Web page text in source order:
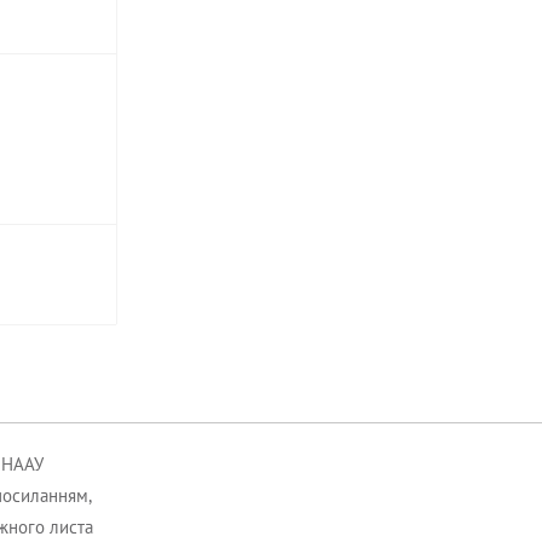
НААУ
листа